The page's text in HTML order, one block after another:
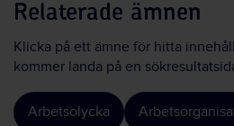
Relaterade ämnen
Klicka på ett ämne för hitta
kommer landa på en
Arbetsolycka